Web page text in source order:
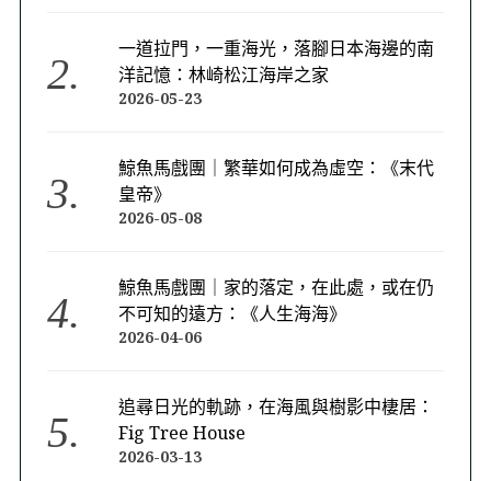
一道拉門，一重海光，落腳日本海邊的南
洋記憶：林崎松江海岸之家
2026-05-23
鯨魚馬戲團｜繁華如何成為虛空：《末代
皇帝》
2026-05-08
鯨魚馬戲團｜家的落定，在此處，或在仍
不可知的遠方：《人生海海》
2026-04-06
追尋日光的軌跡，在海風與樹影中棲居：
Fig Tree House
2026-03-13